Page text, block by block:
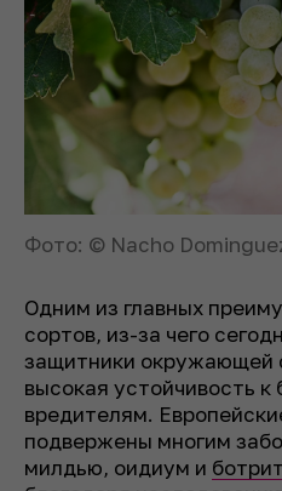
Фото: © Nacho
Одним из главных
сортов, из-за чего
защитники окружающей
высокая устойчивость к
вредителям.
подвержены многим
милдью, оидиум и